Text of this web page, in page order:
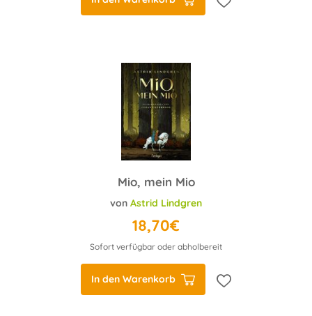
Mio, mein Mio
von Astrid Lindgren
18,70€
Sofort verfügbar oder abholbereit
In den Warenkorb